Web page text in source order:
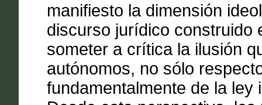
manifiesto la dimensión
discurso jurídico construido
someter a crítica la ilusión
autónomos, no sólo
fundamentalmente de la ley